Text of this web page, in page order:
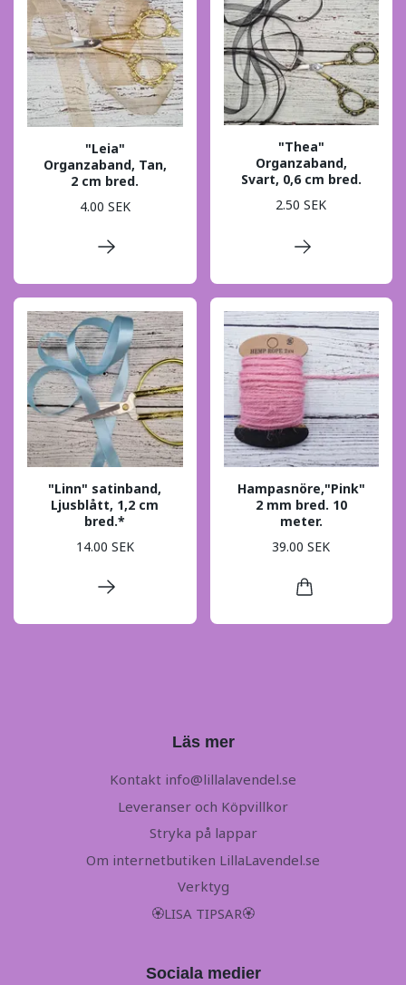
"Leia"
Organzaband, Tan,
2 cm bred.
4.00 SEK
"Thea"
Organzaband,
Svart, 0,6 cm bred.
2.50 SEK
"Linn" satinband,
Ljusblått, 1,2 cm
bred.*
14.00 SEK
Hampasnöre,"Pink"
2 mm bred. 10
meter.
39.00 SEK
Läs mer
Kontakt info@lillalavendel.se
Leveranser och Köpvillkor
Stryka på lappar
Om internetbutiken LillaLavendel.se
Verktyg
🏵LISA TIPSAR🏵
Sociala medier